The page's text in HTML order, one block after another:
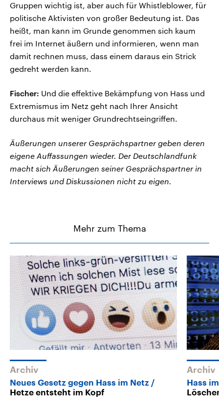
Gruppen wichtig ist, aber auch für Whistleblower, für
politische Aktivisten von großer Bedeutung ist. Das
heißt, man kann im Grunde genommen sich kaum
frei im Internet äußern und informieren, wenn man
damit rechnen muss, dass einem daraus ein Strick
gedreht werden kann.
Fischer: Und die effektive Bekämpfung von Hass und
Extremismus im Netz geht nach Ihrer Ansicht
durchaus mit weniger Grundrechtseingriffen.
Äußerungen unserer Gesprächspartner geben deren
eigene Auffassungen wieder. Der Deutschlandfunk
macht sich Äußerungen seiner Gesprächspartner in
Interviews und Diskussionen nicht zu eigen.
Mehr zum Thema
Archiv
Neues Gesetz gegen Hass im Netz
Hetze entsteht im Kopf
Archiv
Hass